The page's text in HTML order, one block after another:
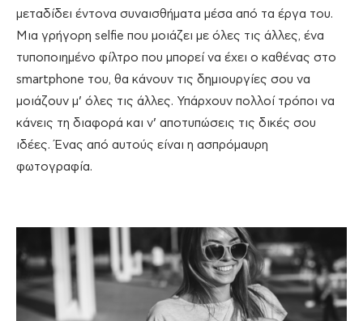
μεταδίδει έντονα συναισθήματα μέσα από τα έργα του.
Μια γρήγορη selfie που μοιάζει με όλες τις άλλες, ένα
τυποποιημένο φίλτρο που μπορεί να έχει ο καθένας στο
smartphone του, θα κάνουν τις δημιουργίες σου να
μοιάζουν μ’ όλες τις άλλες. Υπάρχουν πολλοί τρόποι να
κάνεις τη διαφορά και ν’ αποτυπώσεις τις δικές σου
ιδέες. Ένας από αυτούς είναι η ασπρόμαυρη
φωτογραφία.